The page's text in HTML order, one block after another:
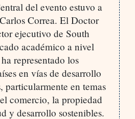
del evento estuvo a
Correa. El Doctor
ejecutivo de South
académico a nivel
representado los
en vías de desarrollo
particularmente en temas
comercio, la propiedad
y desarrollo sostenibles.